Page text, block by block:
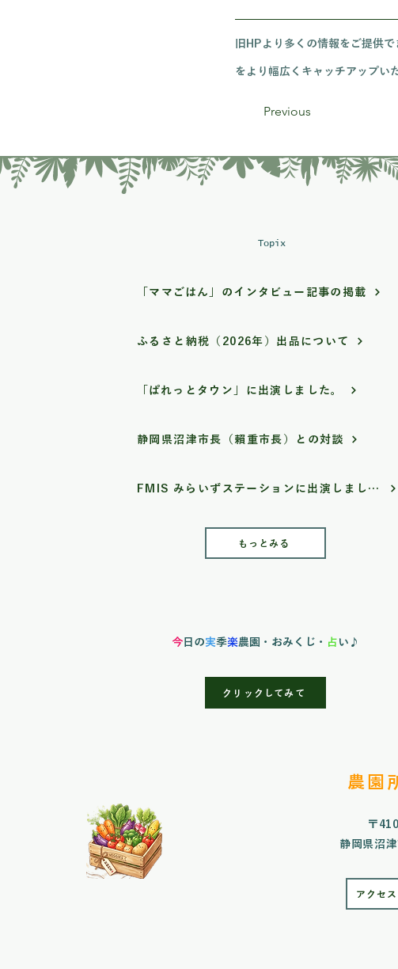
旧HPより多くの情報をご提供
をより幅広くキャッチアップい
Previous
Topix
「ママごはん」のインタビュー記事の掲載
ふるさと納税（2026年）出品について
「ぱれっとタウン」に出演しました。
静岡県沼津市長（賴重市長）との対談
FMIS みらいずステーションに出演しました。
もっとみる
今 日の実季楽農園 ・おみくじ・ 占 い♪
クリックしてみて
農園
〒
静岡県沼
アクセ